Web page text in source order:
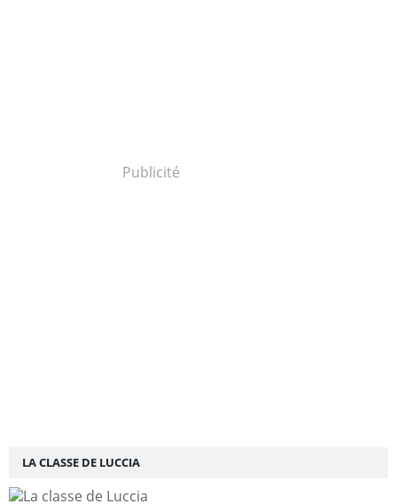
Publicité
LA CLASSE DE LUCCIA